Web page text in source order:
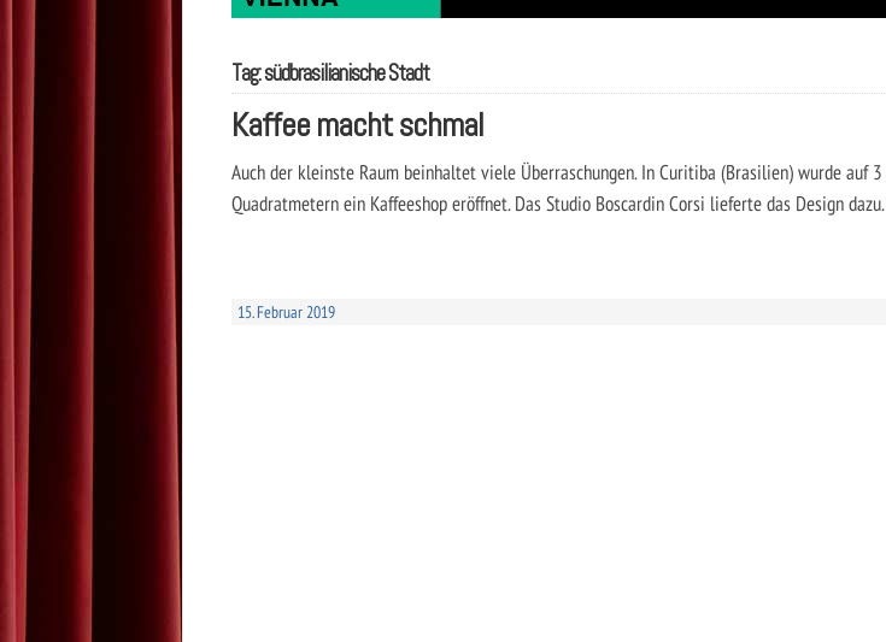
Tag: südbrasilianische Stadt
Kaffee macht schmal
Auch der kleinste Raum beinhaltet viele Überraschungen. In Curitiba (Brasilien) wurde auf 3
Quadratmetern ein Kaffeeshop eröffnet. Das Studio Boscardin Corsi lieferte das Design dazu.
15. Februar 2019